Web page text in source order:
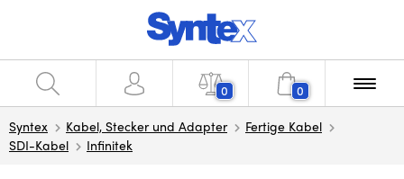
0 0
Syntex Kabel, Stecker und Adapter
Fertige Kabel
SDI-Kabel
Infinitek